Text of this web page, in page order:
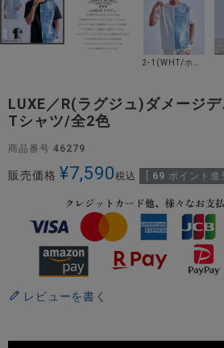
LUXE／R(ラグジュ)ダメージ
Tシャツ/全2色
商品番号 46279
販売価格 ¥7,590税込 69 ポイント進
レビューを書く